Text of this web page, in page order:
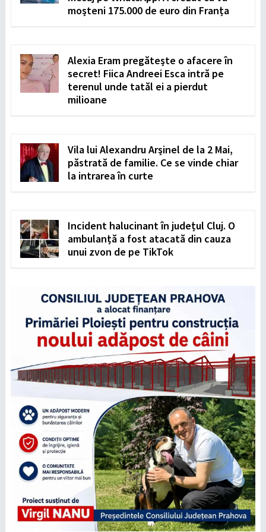
moșteni 175.000 de euro din Franța
Alexia Eram pregătește o afacere în
secret! Fiica Andreei Esca intră pe
terenul unde tatăl ei a pierdut
milioane
Vila lui Alexandru Arșinel de la 2 Mai,
păstrată de familie. Ce se vinde chiar
la intrarea în curte
Incident halucinant în județul Cluj. O
ambulanță a fost atacată din cauza
unui zvon de pe TikTok